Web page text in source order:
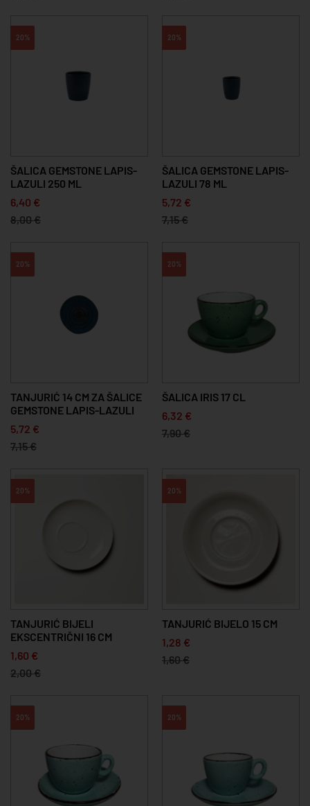
20%
ŠALICA GEMSTONE LAPIS-
LAZULI 250 ML
6,40 €
8,00 €
20%
ŠALICA GEMSTONE LAPIS-
LAZULI 78 ML
5,72 €
7,15 €
20%
TANJURIĆ 14 CM ZA ŠALICE
GEMSTONE LAPIS-LAZULI
5,72 €
7,15 €
20%
ŠALICA IRIS 17 CL
6,32 €
7,90 €
20%
TANJURIĆ BIJELI
EKSCENTRIČNI 16 CM
1,60 €
2,00 €
20%
TANJURIĆ BIJELO 15 CM
1,28 €
1,60 €
20% 20%